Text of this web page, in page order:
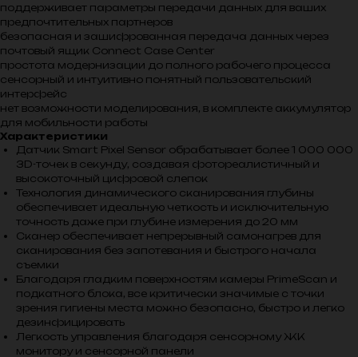
поддерживает параметры передачи данных для ваших
предпочтительных партнеров
безопасная и зашифрованная передача данных через
почтовый ящик Connect Case Center
простота модернизации до полного рабочего процесса
сенсорный и интуитивно понятный пользовательский
интерфейс
нет возможности моделирования, в комплекте аккумулятор
для мобильности работы
Характеристики
Датчик Smart Pixel Sensor обрабатывает более 1 000 000
3D-точек в секунду, создавая фотореалистичный и
высокоточный цифровой слепок
Технология динамического сканирования глубины
обеспечивает идеальную четкость и исключительную
точность даже при глубине измерения до 20 мм
Сканер обеспечивает непрерывный самонагрев для
сканирования без запотевания и быстрого начала
съемки
Благодаря гладким поверхностям камеры PrimeScan и
подкатного блока, все критически значимые с точки
зрения гигиены места можно безопасно, быстро и легко
дезинфицировать
Легкость управления благодаря сенсорному ЖК
монитору и сенсорной панели